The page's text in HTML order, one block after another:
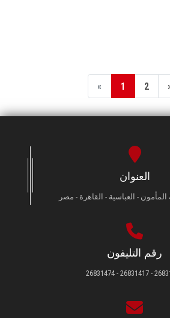
« 1 2
العنوان
المأمون - العباسية - القاهرة - مصر
رقم التليفون
26831231 -